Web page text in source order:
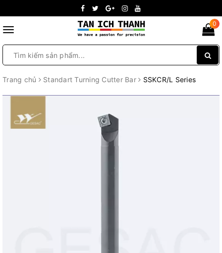
Toggle
0
Trang chủ Standart Turning Cutter Bar SSKCR/L Series